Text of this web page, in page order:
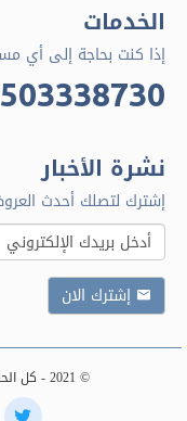
الخدمات
إذا كنت بحاجة إلى أي
نشرة الأخبار
إشترك لتصلك أحدث
إشترك الان
© 2021 - كل الحقوق محفوظة لشركة خبير المحدودة